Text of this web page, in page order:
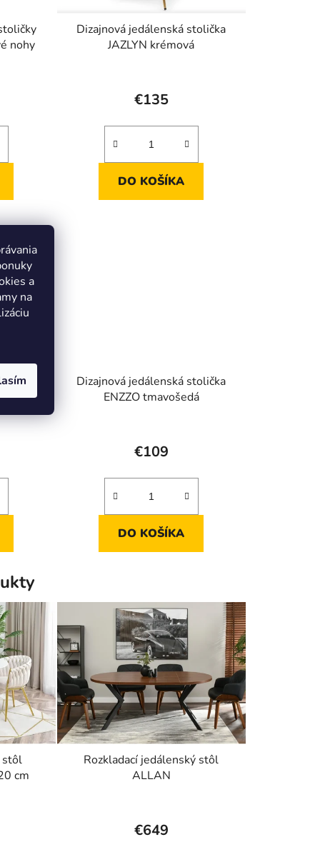
a
na
nohy
Dizajnová jedálenská stolička
JAZLYN krémová
€135
DO KOŠÍKA
Dizajnová jedálenská stolička
ENZZO tmavošedá
€109
DO KOŠÍKA
stôl
cm
Rozkladací jedálenský stôl
ALLAN
hodnotenie
€649